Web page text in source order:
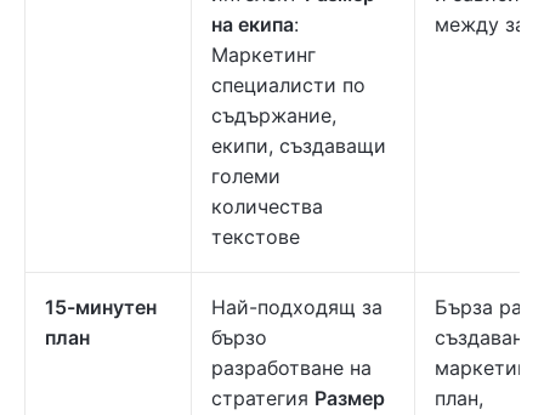
на екипа:
Маркетинг
специалисти по
съдържание,
екипи, създаващи
големи
количества
текстове
между
15-минутен
план
Най-подходящ за
бързо
разработване на
стратегия Размер
Бърза
създаване
план,